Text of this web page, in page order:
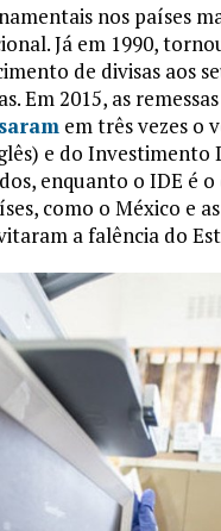
nos países
Já em 1990,
de divisas aos
Em 2015, as
em três vezes o
e do Investimento
enquanto o IDE é
como o México e
a falência do